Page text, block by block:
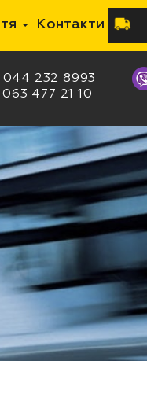
Контакти
044 232 8993
063 477 21 10